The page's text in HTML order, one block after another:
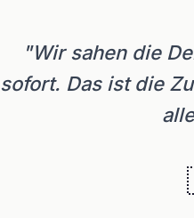
"Wir sahen die
sofort. Das ist die